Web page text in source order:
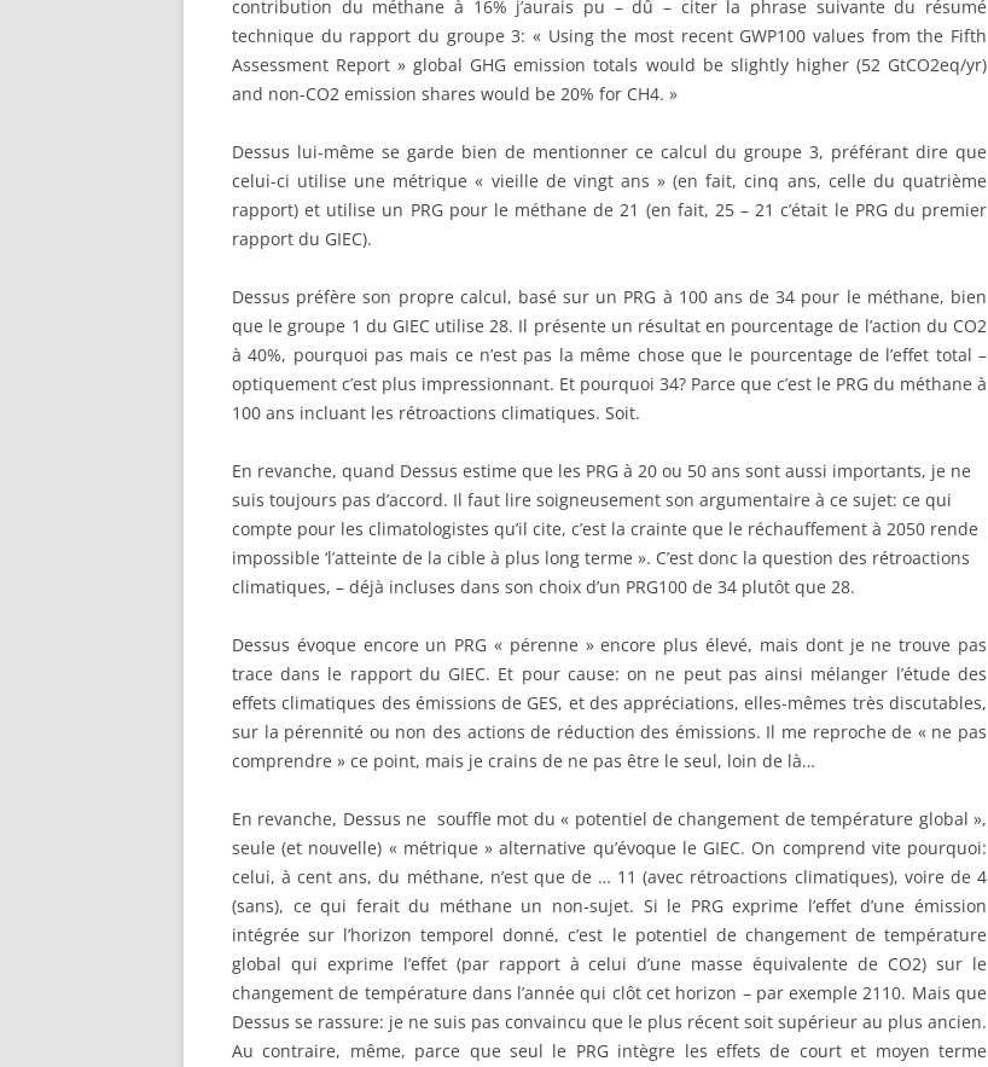
contribution du méthane à 16% j’aurais pu – dû – citer la phrase suivante du résumé
technique du rapport du groupe 3: « Using the most recent GWP100 values from the Fifth
Assessment Report » global GHG emission totals would be slightly higher (52 GtCO2eq/yr)
and non-CO2 emission shares would be 20% for CH4. »
Dessus lui-même se garde bien de mentionner ce calcul du groupe 3, préférant dire que
celui-ci utilise une métrique « vieille de vingt ans » (en fait, cinq ans, celle du quatrième
rapport) et utilise un PRG pour le méthane de 21 (en fait, 25 – 21 c’était le PRG du premier
rapport du GIEC).
Dessus préfère son propre calcul, basé sur un PRG à 100 ans de 34 pour le méthane, bien
que le groupe 1 du GIEC utilise 28. Il présente un résultat en pourcentage de l’action du CO2
à 40%, pourquoi pas mais ce n’est pas la même chose que le pourcentage de l’effet total –
optiquement c’est plus impressionnant. Et pourquoi 34? Parce que c’est le PRG du méthane à
100 ans incluant les rétroactions climatiques. Soit.
En revanche, quand Dessus estime que les PRG à 20 ou 50 ans sont aussi importants, je ne
suis toujours pas d’accord. Il faut lire soigneusement son argumentaire à ce sujet: ce qui
compte pour les climatologistes qu’il cite, c’est la crainte que le réchauffement à 2050 rende
impossible ‘l’atteinte de la cible à plus long terme ». C’est donc la question des rétroactions
climatiques, – déjà incluses dans son choix d’un PRG100 de 34 plutôt que 28.
Dessus évoque encore un PRG « pérenne » encore plus élevé, mais dont je ne trouve pas
trace dans le rapport du GIEC. Et pour cause: on ne peut pas ainsi mélanger l’étude des
effets climatiques des émissions de GES, et des appréciations, elles-mêmes très discutables,
sur la pérennité ou non des actions de réduction des émissions. Il me reproche de « ne pas
comprendre » ce point, mais je crains de ne pas être le seul, loin de là…
En revanche, Dessus ne souffle mot du « potentiel de changement de température global »,
seule (et nouvelle) « métrique » alternative qu’évoque le GIEC. On comprend vite pourquoi:
celui, à cent ans, du méthane, n’est que de … 11 (avec rétroactions climatiques), voire de 4
(sans), ce qui ferait du méthane un non-sujet. Si le PRG exprime l’effet d’une émission
intégrée sur l’horizon temporel donné, c’est le potentiel de changement de température
global qui exprime l’effet (par rapport à celui d’une masse équivalente de CO2) sur le
changement de température dans l’année qui clôt cet horizon – par exemple 2110. Mais que
Dessus se rassure: je ne suis pas convaincu que le plus récent soit supérieur au plus ancien.
Au contraire, même, parce que seul le PRG intègre les effets de court et moyen terme